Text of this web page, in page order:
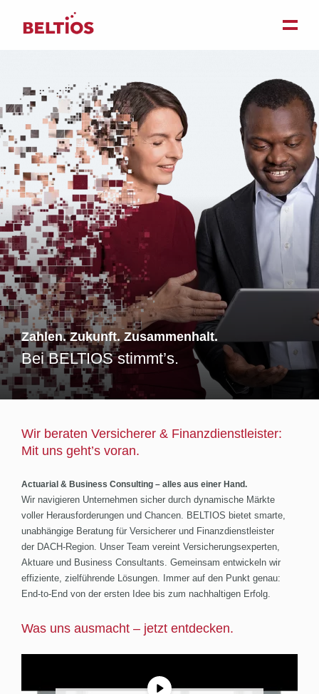
Zahlen. Zukunft. Zusammenhalt.
Bei BELTIOS stimmt’s.
Wir beraten Versicherer & Finanzdienstleister:
Mit uns geht’s voran.
Actuarial & Business Consulting – alles aus einer Hand.
Wir navigieren Unternehmen sicher durch dynamische Märkte
voller Herausforderungen und Chancen. BELTIOS bietet smarte,
unabhängige Beratung für Versicherer und Finanzdienstleister
der DACH-Region. Unser Team vereint Versicherungsexperten,
Aktuare und Business Consultants. Gemeinsam entwickeln wir
effiziente, zielführende Lösungen. Immer auf den Punkt genau:
End-to-End von der ersten Idee bis zum nachhaltigen Erfolg.
Was uns ausmacht – jetzt entdecken.